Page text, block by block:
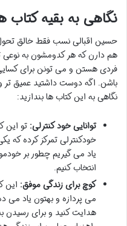
نگاهی به بقیه
حسین اقبالی نسب فقط خالق
هم دارن که هر کدومشون به
فردی هستن و می تونن برای
باشن. اگه دوست داشتید عمیق تر
نگاهی به این کتاب ها بندازید:
توانایی خود کنترلی: تو این
خودکنترلی تمرکز کرده که
یاد می گیریم چطور بر
انتخاب کنیم.
کوچ برای زندگی موفق: این
می پردازه و بهتون یاد
هدایت کنید و برای رسیدن